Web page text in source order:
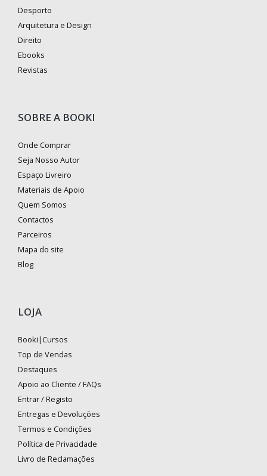
Desporto
Arquitetura e Design
Direito
Ebooks
Revistas
SOBRE A BOOKI
Onde Comprar
Seja Nosso Autor
Espaço Livreiro
Materiais de Apoio
Quem Somos
Contactos
Parceiros
Mapa do site
Blog
LOJA
Booki|Cursos
Top de Vendas
Destaques
Apoio ao Cliente / FAQs
Entrar / Registo
Entregas e Devoluções
Termos e Condições
Política de Privacidade
Livro de Reclamações